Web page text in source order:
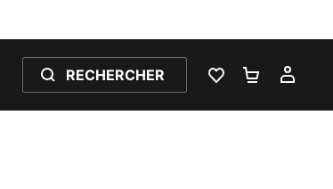
RECHERCHER
LISTE DEPANIER 0